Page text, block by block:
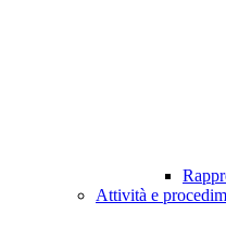
Attività e